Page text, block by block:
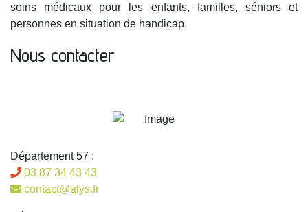
soins médicaux pour les enfants, familles, séniors et
personnes en situation de handicap.
Nous contacter
Département 57 :
03 87 34 43 43
contact@alys.fr